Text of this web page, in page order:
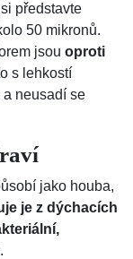
představte
50 mikronů.
jsou oproti
s lehkostí
neusadí se
jako houba,
je z dýchacích
.